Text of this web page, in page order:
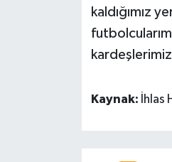
kaldığımız
Kaynak: İhlas